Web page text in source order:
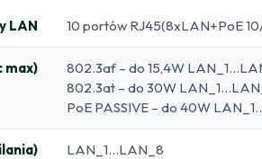
LAN 10 portów RJ45(8xLAN+PoE
max)
802.3af – do 15,4W
802.3at – do 30W
PoE PASSIVE – do 40W
LAN_1…LAN_8